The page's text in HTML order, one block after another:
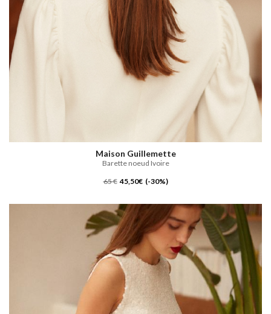
Maison Guillemette
Barette noeud Ivoire
65 € 45,50€ (-30%)